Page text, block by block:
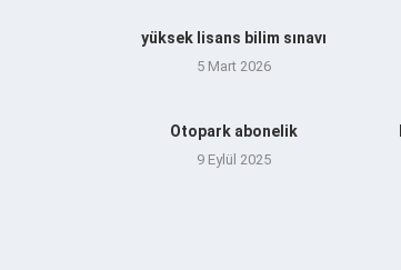
yüksek lisans bilim sınavı
5 Mart 2026
Otopark abonelik
9 Eylül 2025